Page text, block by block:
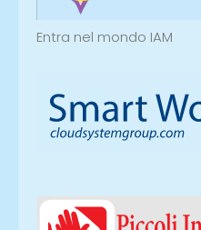
Entra nel mondo IAM